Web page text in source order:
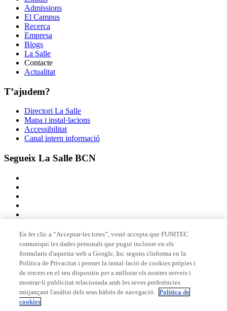
Admissions
El Campus
Recerca
Empresa
Blogs
La Salle
Contacte
Actualitat
T’ajudem?
Directori La Salle
Mapa i instal·lacions
Accessibilitat
Canal intern informació
Segueix La Salle BCN
Membre de
Acreditacions
En fer clic a “Acceptar-les totes”, vostè accepta que FUNITEC
comuniqui les dades personals que pugui incloure en els
formularis d'aquesta web a Google, Inc segons s'informa en la
Política de Privacitat i permet la instal·lació de cookies pròpies i
de tercers en el seu dispositiu per a millorar els nostres serveis i
mostrar-li publicitat relacionada amb les seves preferències
mitjançant l'anàlisi dels seus hàbits de navegació. Política de
cookies